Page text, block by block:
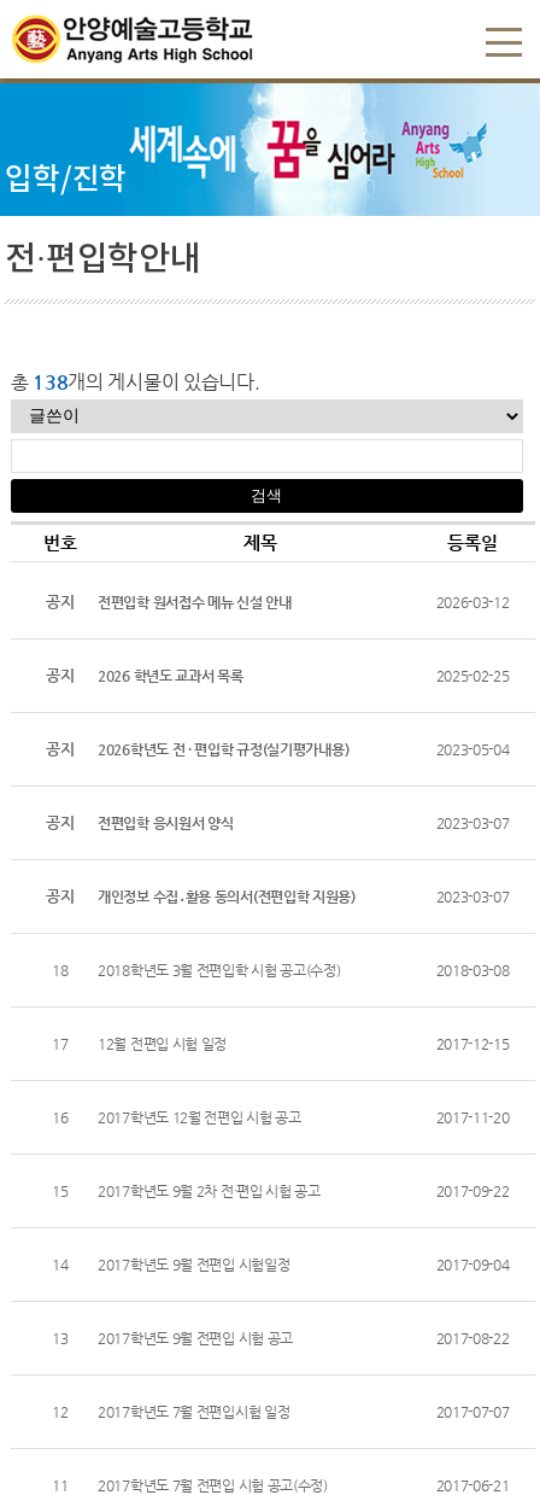
입학/진학
전·편입학안내
총 138개의 게시물이 있습니다.
번호 제목 등록일
공지 전편입학 원서접수 메뉴 신설 안내 2026-03-12
공지 2026 학년도 교과서 목록 2025-02-25
공지 2026학년도 전 · 편입학 규정(실기평가내용) 2023-05-04
공지 전편입학 응시원서 양식 2023-03-07
공지 개인정보 수집․활용 동의서(전편입학 지원용) 2023-03-07
18 2018학년도 3월 전편입학 시험 공고(수정) 2018-03-08
17 12월 전편입 시험 일정 2017-12-15
16 2017학년도 12월 전편입 시험 공고 2017-11-20
15 2017학년도 9월 2차 전·편입 시험 공고 2017-09-22
14 2017학년도 9월 전편입 시험일정 2017-09-04
13 2017학년도 9월 전편입 시험 공고 2017-08-22
12 2017학년도 7월 전편입시험 일정 2017-07-07
11 2017학년도 7월 전편입 시험 공고(수정) 2017-06-21